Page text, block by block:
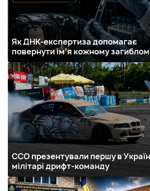
Як ДНК-експертиза допомагає
повернути ім’я кожному
ССО презентували першу в
мілітарі дрифт-команду